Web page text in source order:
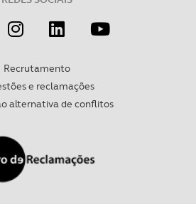
Recrutamento
e reclamações
alternativa de conflitos